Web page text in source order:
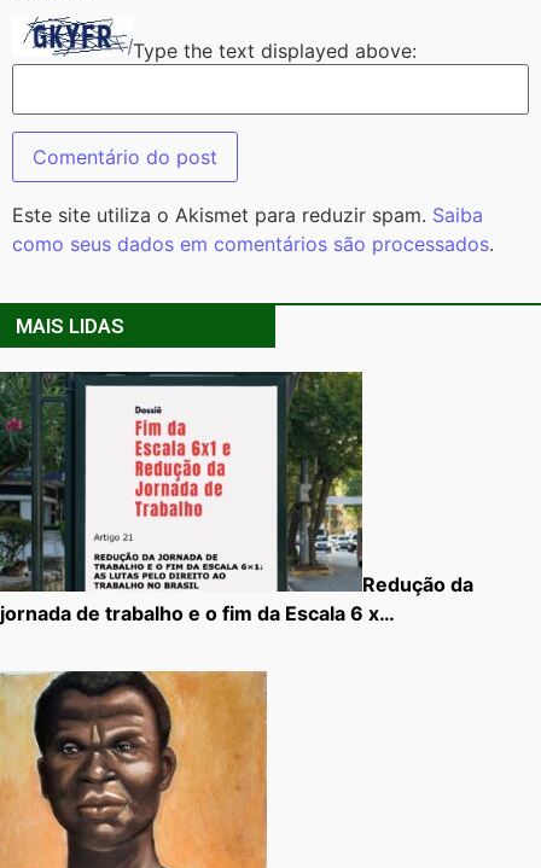
Type the text displayed above:
Este site utiliza o Akismet para reduzir spam. Saiba
como seus dados em comentários são processados.
MAIS LIDAS
Redução da
jornada de trabalho e o fim da Escala 6 x…